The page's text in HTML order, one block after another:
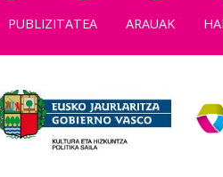
PUBLIZITATEA ARAUAK